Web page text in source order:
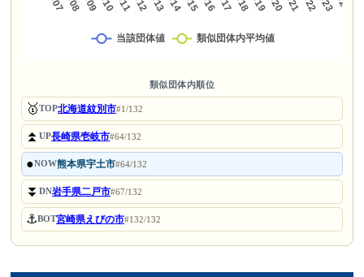
類似団体内順位
🥇TOP北海道紋別市#1/132
⏫UP長崎県壱岐市#64/132
●NOW熊本県宇土市#64/132
⏬DN岩手県二戸市#67/132
⚓BOT宮崎県えびの市#132/132